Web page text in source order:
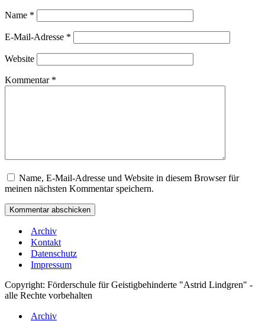
Name *
E-Mail-Adresse *
Website
Kommentar *
Name, E-Mail-Adresse und Website in diesem Browser für
meinen nächsten Kommentar speichern.
Archiv
Kontakt
Datenschutz
Impressum
Copyright: Förderschule für Geistigbehinderte "Astrid Lindgren" -
alle Rechte vorbehalten
Archiv